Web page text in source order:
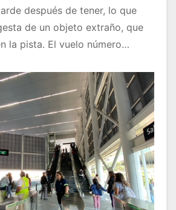
después de tener, lo que
de un objeto extraño, que
la pista. El vuelo número…